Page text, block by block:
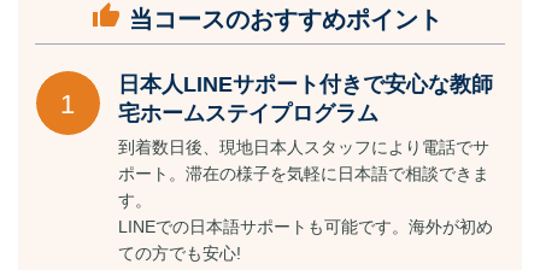
thumb_up 当コースのおすすめポイント
1
日本人LINEサポート付きで安心な教師
宅ホームステイプログラム
到着数日後、現地日本人スタッフにより電話でサ
ポート。滞在の様子を気軽に日本語で相談できま
す。
LINEでの日本語サポートも可能です。海外が初め
ての方でも安心!